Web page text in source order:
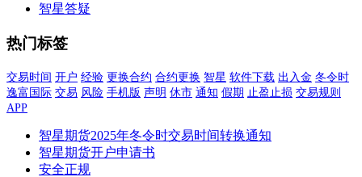
智星答疑
热门标签
交易时间 开户 经验 更换合约 合约更换 智星 软件下载 出入金 冬令时
逸富国际 交易 风险 手机版 声明 休市 通知 假期 止盈止损 交易规则
APP
智星期货2025年冬令时交易时间转换通知
智星期货开户申请书
安全正规